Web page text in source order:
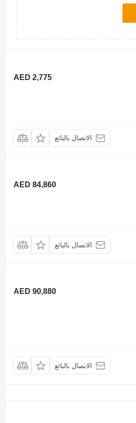
AED 2,775
الاتصال بالبائع
AED 84,860
الاتصال بالبائع
AED 90,880
الاتصال بالبائع